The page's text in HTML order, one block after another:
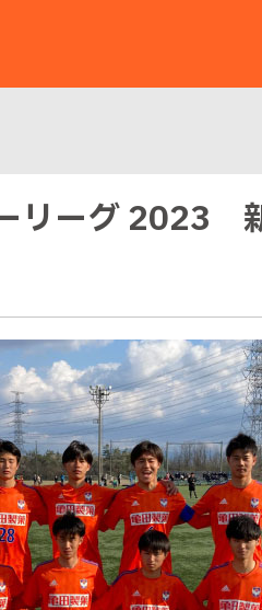
リーグ 2023